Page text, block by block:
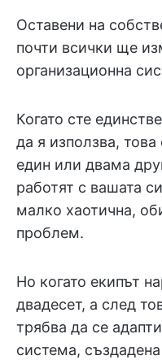
Оставени на
почти всички ще
организационна
Когато сте
да я използва,
един или двама
работят с вашата
малко хаотична,
проблем.
Но когато екипът
двадесет, а след
трябва да се
система,